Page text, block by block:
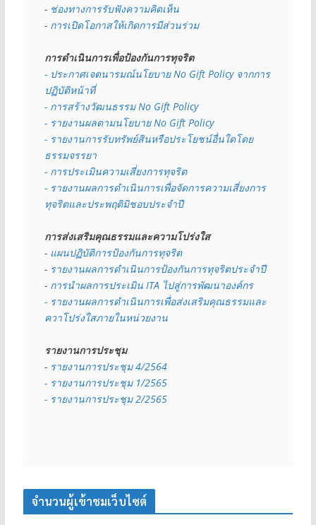
- ช่องทางการรับฟังความคิดเห็น
- การเปิดโอกาสให้เกิดการมีส่วนร่วม
การดำเนินการเพื่อป้องกันการทุจริต
- ประกาศเจตนารมณ์นโยบาย No Gift Policy จากการ
ปฏิบัติหน้าที่
- การสร้างวัฒนธรรม No Gift Policy
- รายงานผลตามนโยบาย No Gift Policy
- รายงานการรับทรัพย์สินหรือประโยชน์อื่นใดโดย
ธรรมจรรยา
- การประเมินความเสี่ยงการทุจริต
- รายงานผลการดำเนินการเพื่อจัดการความเสี่ยงการ
ทุจริตและประพฤติมิชอบประจำปี
การส่งเสริมคุณธรรมและความโปร่งใส
- แผนปฏิบัติการป้องกันการทุจริต
- รายงานผลการดำเนินการป้องกันการทุจริตประจำปี
- การนำผลการประเมิน ITA ไปสู่การพัฒนาองค์กร
- รายงานผลการดำเนินการเพื่อส่งเสริมคุณธรรมและ
ควาโปร่งใสภายในหน่วยงาน
รายงานการประชุม
- รายงานการประชุม 4/2564
- รายงานการประชุม 1/2565
- รายงานการประชุม 2/2565
จำนวนผู้เข้าชมเว็บไซต์